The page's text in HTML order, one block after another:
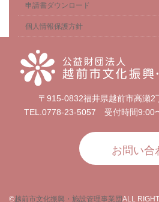
申請書ダウンロード
個人情報保護方針
〒915-0832福井県越前市高瀬2
TEL.0778-23-5057 受付時間9:00
お問い合
©越前市文化振興・施設管理事業団ALL